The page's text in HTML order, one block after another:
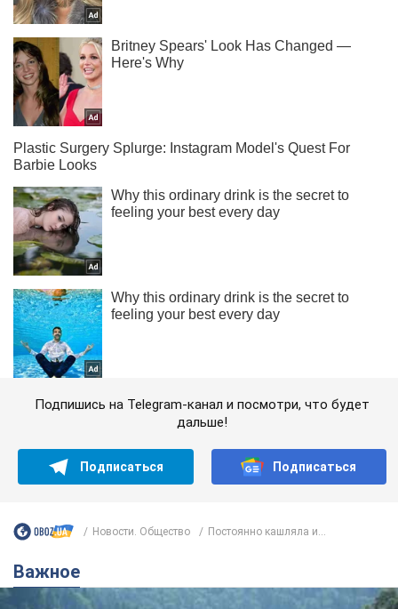
Подпишись на Telegram-канал и посмотри, что будет
дальше!
Подписаться Подписаться
Новости. Общество Постоянно кашляла и...
Важное